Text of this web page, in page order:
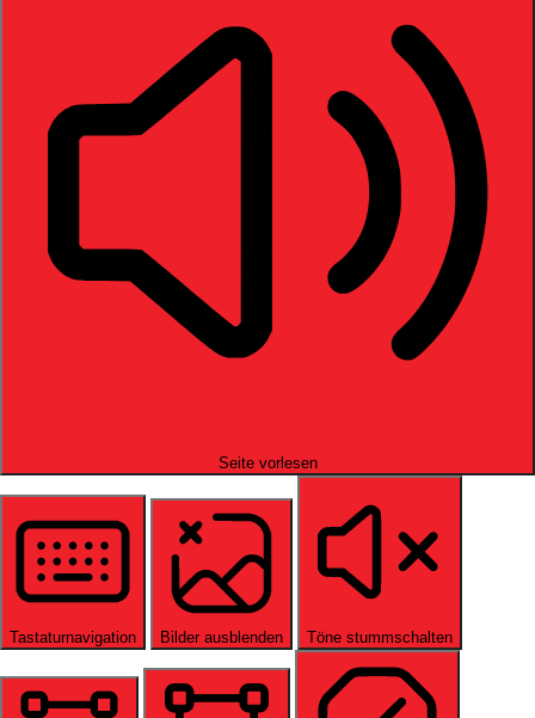
Seite vorlesen
Tastaturnavigation Bilder ausblenden Töne stummschalten